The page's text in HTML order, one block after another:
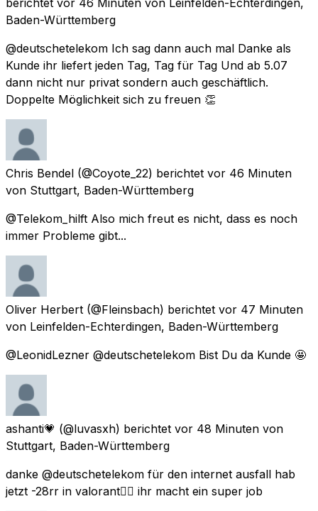
Baden-Württemberg
@deutschetelekom Ich sag dann auch mal Danke als
Kunde ihr liefert jeden Tag, Tag für Tag Und ab 5.07
dann nicht nur privat sondern auch geschäftlich.
Doppelte Möglichkeit sich zu freuen 👏
Chris Bendel (@Coyote_22) berichtet vor 46 Minuten
von Stuttgart, Baden-Württemberg
@Telekom_hilft Also mich freut es nicht, dass es noch
immer Probleme gibt...
Oliver Herbert (@Fleinsbach) berichtet vor 47 Minuten
von Leinfelden-Echterdingen, Baden-Württemberg
@LeonidLezner @deutschetelekom Bist Du da Kunde 🤩
ashanti💗 (@luvasxh) berichtet vor 48 Minuten von
Stuttgart, Baden-Württemberg
danke @deutschetelekom für den internet ausfall hab
jetzt -28rr in valorant👍🏽 ihr macht ein super job